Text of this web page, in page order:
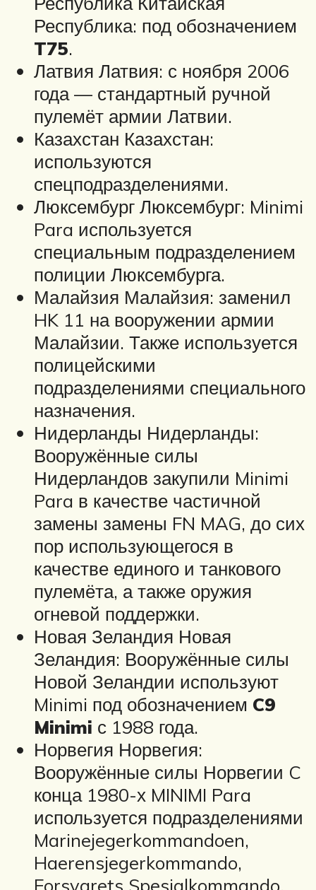
Республика: под обозначением
T75.
Латвия Латвия: с ноября 2006
года — стандартный ручной
пулемёт армии Латвии.
Казахстан Казахстан:
используются
спецподразделениями.
Люксембург Люксембург: Minimi
Para используется
специальным подразделением
полиции Люксембурга.
Малайзия Малайзия: заменил
HK 11 на вооружении армии
Малайзии. Также используется
полицейскими
подразделениями специального
назначения.
Нидерланды Нидерланды:
Вооружённые силы
Нидерландов закупили Minimi
Para в качестве частичной
замены замены FN MAG, до сих
пор использующегося в
качестве единого и танкового
пулемёта, а также оружия
огневой поддержки.
Новая Зеландия Новая
Зеландия: Вооружённые силы
Новой Зеландии используют
Minimi под обозначением C9
Minimi с 1988 года.
Норвегия Норвегия:
Вооружённые силы Норвегии C
конца 1980-х MINIMI Para
используется подразделениями
Marinejegerkommandoen,
Haerensjegerkommando,
Forsvarets Spesialkommando,